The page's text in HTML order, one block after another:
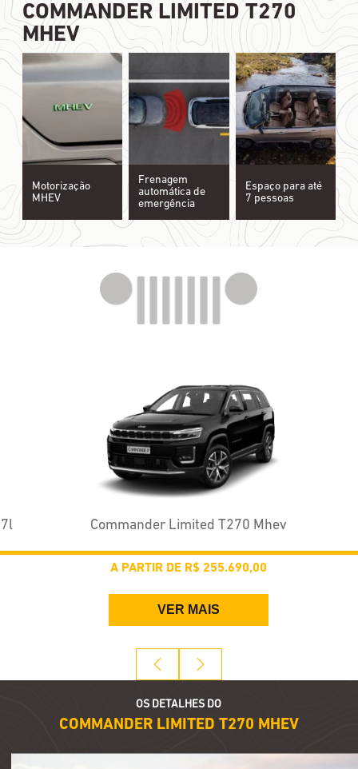
COMMANDER LIMITED T270
MHEV
Motorização
MHEV
Frenagem
automática de
emergência
Espaço para até
7 pessoas
Commander Limited T270 Mhev
A PARTIR DE R$ 255.690,00
VER MAIS
OS DETALHES DO
COMMANDER LIMITED T270 MHEV